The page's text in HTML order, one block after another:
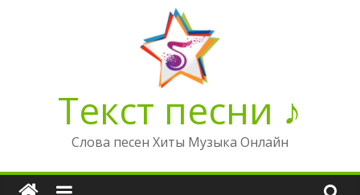
Текст песни ♪
Слова песен Хиты Музыка Онлайн